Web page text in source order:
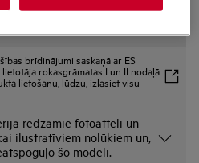
brīdinājumi saskaņā ar ES
rokasgrāmatas I un II nodaļā.
lietošanu, lūdzu, izlasiet visu
redzamie fotoattēli un
ilustratīviem nolūkiem un,
šo modeli.